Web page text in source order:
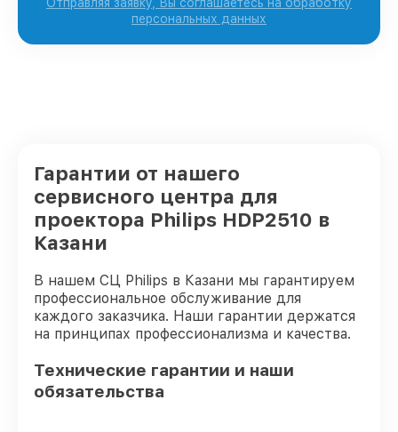
персональных данных
Гарантии от нашего
сервисного центра для
проектора Philips HDP2510 в
Казани
В нашем СЦ Philips в Казани мы гарантируем
профессиональное обслуживание для
каждого заказчика. Наши гарантии держатся
на принципах профессионализма и качества.
Технические гарантии и наши
обязательства